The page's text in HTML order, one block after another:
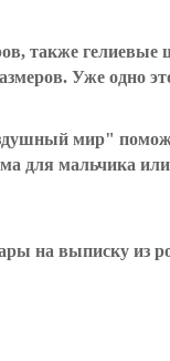
гелиевые
Уже одно
мир"
для мальчика
на выписку из